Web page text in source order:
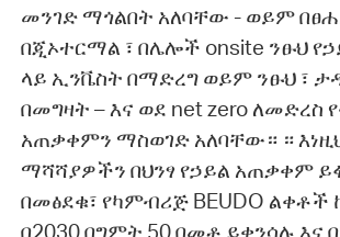
መንገድ ማጎልበት አለባቸው - ወይም
በጂኦተርማል ፣ በሌሎች onsite ንፁህ
ላይ ኢንቬስት በማድረግ ወይም ንፁህ ፣
በመግዛት – እና ወደ net zero ለመድረስ
አጠቃቀምን ማስወገድ አለባቸው። ።
ማሻሻያዎችን በህንፃ የኃይል አጠቃቀም
በመፅደቁ፣ የካምብሪጅ BEUDO ልቀቶች
በ2030 በግምት 50 በመቶ ይቀንሳሉ እና